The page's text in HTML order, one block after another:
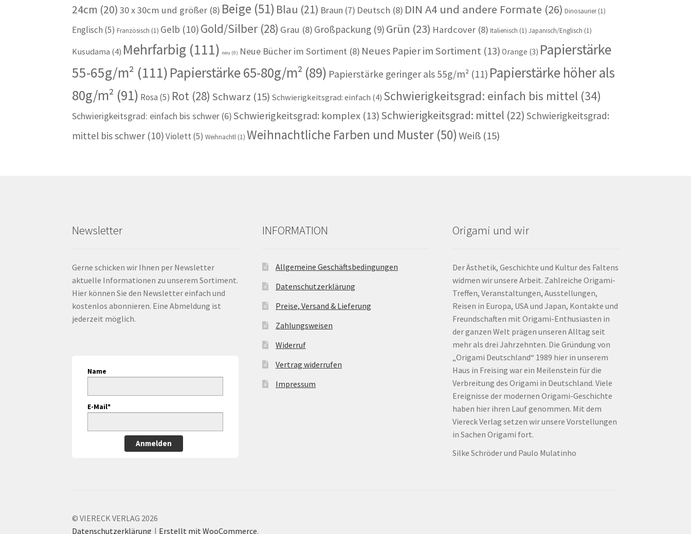
24cm (20) 30 x 30cm und größer (8) Beige (51) Blau (21) Braun (7) Deutsch (8) DIN A4 und andere Formate (26) Dinosaurier(1)
Englisch (5) Französisch (1) Gelb (10) Gold/Silber (28) Grau (8) Großpackung (9) Grün (23) Hardcover (8) Italienisch (1) Japanisch/Englisch (1)
Kusudama (4) Mehrfarbig (111) neu (0) Neue Bücher im Sortiment (8) Neues Papier im Sortiment (13) Orange (3) Papierstärke
55-65g/m² (111) Papierstärke 65-80g/m² (89) Papierstärke geringer als 55g/m² (11) Papierstärke höher als
80g/m² (91) Rosa (5) Rot (28) Schwarz (15) Schwierigkeitsgrad: einfach (4) Schwierigkeitsgrad: einfach bis mittel (34)
Schwierigkeitsgrad: einfach bis schwer (6)Schwierigkeitsgrad: komplex (13)Schwierigkeitsgrad: mittel (22) Schwierigkeitsgrad:
mittel bis schwer (10)Violett (5) Weihnachtl (1) Weihnachtliche Farben und Muster (50)Weiß (15)
Newsletter
Gerne schicken wir Ihnen per Newsletter
aktuelle Informationen zu unserem Sortiment.
Hier können Sie den Newsletter einfach und
kostenlos abonnieren. Eine Abmeldung ist
jederzeit möglich.
Name
E-Mail*
Anmelden
INFORMATION
Allgemeine Geschäftsbedingungen
Datenschutzerklärung
Preise, Versand & Lieferung
Zahlungsweisen
Widerruf
Vertrag widerrufen
Impressum
Origami und wir
Der Ästhetik, Geschichte und Kultur des Faltens
widmen wir unsere Arbeit. Zahlreiche Origami-
Treffen, Veranstaltungen, Ausstellungen,
Reisen in Europa, USA und Japan, Kontakte und
Freundschaften mit Origami-Enthusiasten in
der ganzen Welt prägen unseren Alltag seit
mehr als drei Jahrzehnten. Die Gründung von
„Origami Deutschland“ 1989 hier in unserem
Haus in Freising war ein Meilenstein für die
Verbreitung des Origami in Deutschland. Viele
Ereignisse der modernen Origami-Geschichte
haben hier ihren Lauf genommen. Mit dem
Viereck Verlag setzen wir unsere Vorstellungen
in Sachen Origami fort.
Silke Schröder und Paulo Mulatinho
© VIERECK VERLAG 2026
Datenschutzerklärung
Erstellt mit WooCommerce.